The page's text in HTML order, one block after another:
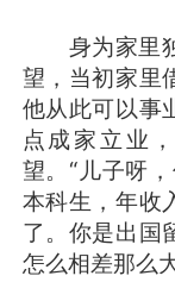
身为家里独
望，当初家里
他从此可以事
点成家立业
望。“儿子呀
本科生，年收
了。你是出国
怎么相差那么